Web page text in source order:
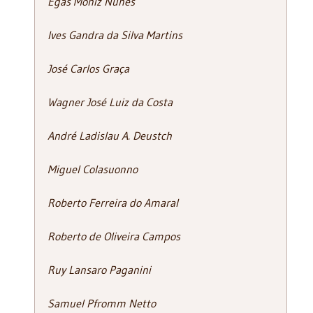
Ives Gandra da Silva Martins
José Carlos Graça
Wagner José Luiz da Costa
André Ladislau A. Deustch
Miguel Colasuonno
Roberto Ferreira do Amaral
Roberto de Oliveira Campos
Ruy Lansaro Paganini
Samuel Pfromm Netto